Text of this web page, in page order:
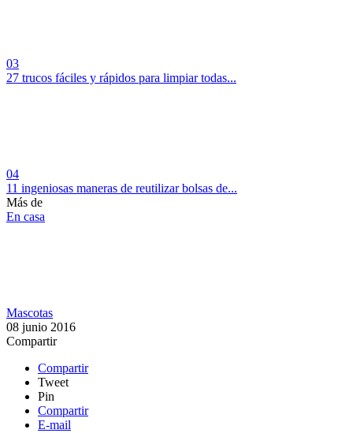
03
27 trucos fáciles y rápidos para limpiar todas...
04
11 ingeniosas maneras de reutilizar bolsas de...
Más de
En casa
Mascotas
08 junio 2016
Compartir
Compartir
Tweet
Pin
Compartir
E-mail